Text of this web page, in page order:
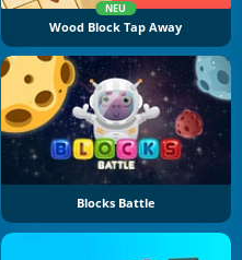
NEU
Wood Block Tap Away
Blocks Battle